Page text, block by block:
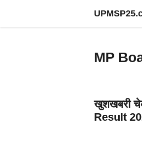
MP
खुशखबरी
Result